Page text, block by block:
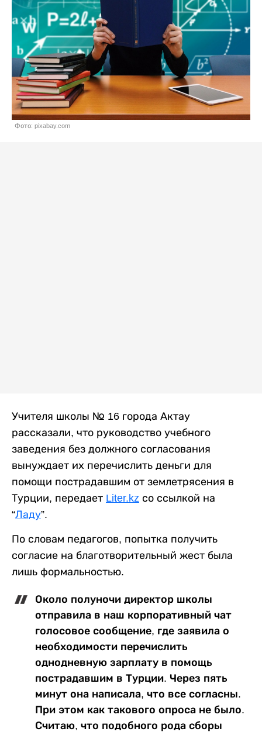
Фото: pixabay.com
Учителя школы № 16 города Актау
рассказали, что руководство учебного
заведения без должного согласования
вынуждает их перечислить деньги для
помощи пострадавшим от землетрясения в
Турции, передает Liter.kz со ссылкой на
“Ладу”.
По словам педагогов, попытка получить
согласие на благотворительный жест была
лишь формальностью.
Около полуночи директор школы
отправила в наш корпоративный чат
голосовое сообщение, где заявила о
необходимости перечислить
однодневную зарплату в помощь
пострадавшим в Турции. Через пять
минут она написала, что все согласны.
При этом как такового опроса не было.
Считаю, что подобного рода сборы